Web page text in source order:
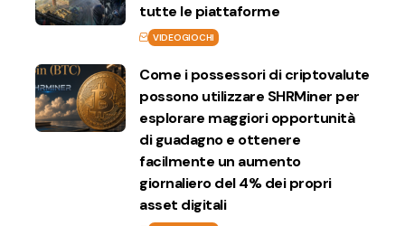
tutte le piattaforme
VIDEOGIOCHI
Come i possessori di criptovalute
possono utilizzare SHRMiner per
esplorare maggiori opportunità
di guadagno e ottenere
facilmente un aumento
giornaliero del 4% dei propri
asset digitali